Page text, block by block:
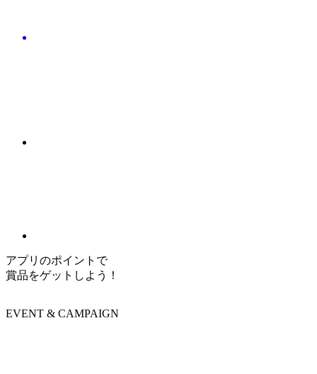
アプリのポイントで
賞品をゲットしよう！
EVENT & CAMPAIGN